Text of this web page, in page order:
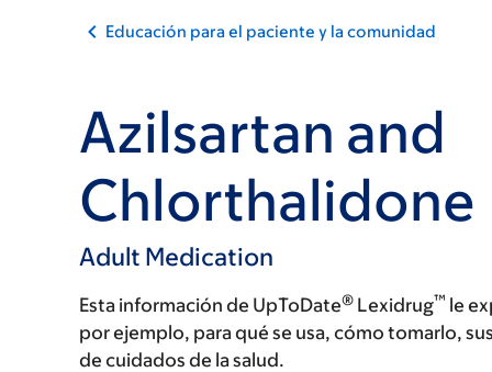
Educación para el paciente y la comunidad
Azilsartan and
Chlorthalidone
Adult Medication
Esta información de UpToDate® Lexidrug™ le
por ejemplo, para qué se usa, cómo tomarlo,
de cuidados de la salud.